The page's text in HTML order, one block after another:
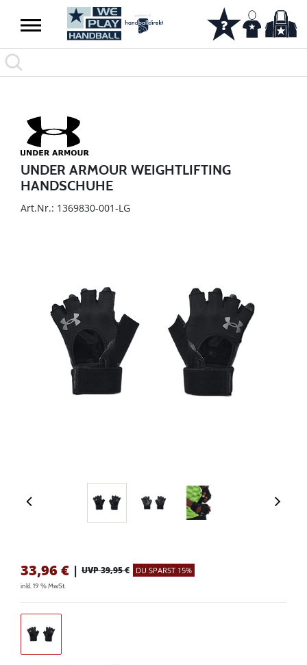
UNDER ARMOUR WEIGHTLIFTING
HANDSCHUHE
Art.Nr.: 1369830-001-LG
33,96 € | UVP 39,95 € DU SPARST 15%
inkl. 19 % MwSt.